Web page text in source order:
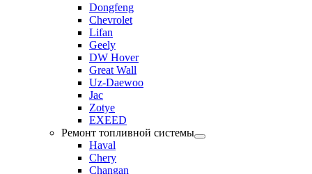
Dongfeng
Chevrolet
Lifan
Geely
DW Hover
Great Wall
Uz-Daewoo
Jac
Zotye
EXEED
Ремонт топливной системы
Haval
Chery
Changan